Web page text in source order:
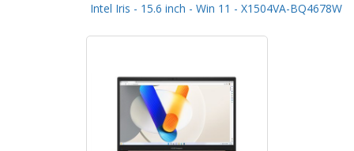
Intel Iris - 15.6 inch - Win 11 - X1504VA-BQ4678W